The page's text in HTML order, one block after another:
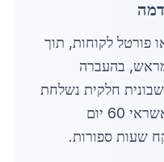
פורטל לקוחות, תוך
תשלום מקדמה: 30% מראש, בהעברה
חלקית נשלחת
, אפשרות אשראי 60 יום
שעות ספורות.